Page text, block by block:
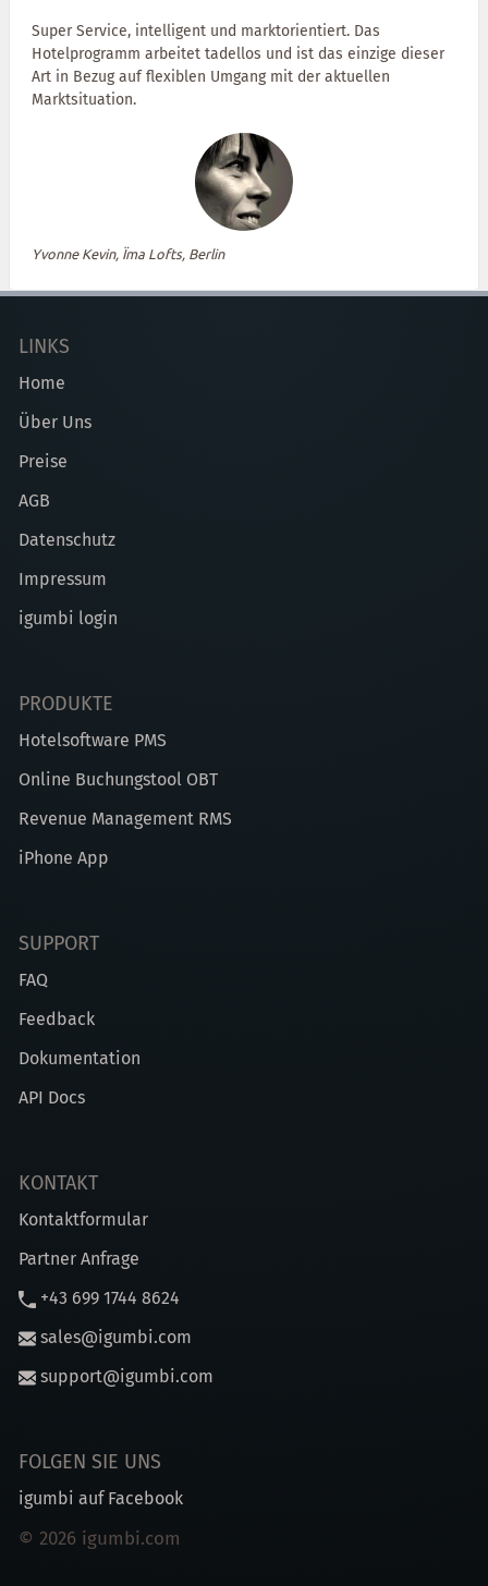
Super Service, intelligent und marktorientiert. Das
Hotelprogramm arbeitet tadellos und ist das einzige dieser
Art in Bezug auf flexiblen Umgang mit der aktuellen
Marktsituation.
Yvonne Kevin, Ïma Lofts, Berlin
LINKS
Home
Über Uns
Preise
AGB
Datenschutz
Impressum
igumbi login
PRODUKTE
Hotelsoftware PMS
Online Buchungstool OBT
Revenue Management RMS
iPhone App
SUPPORT
FAQ
Feedback
Dokumentation
API Docs
KONTAKT
Kontaktformular
Partner Anfrage
+43 699 1744 8624
sales@igumbi.com
support@igumbi.com
FOLGEN SIE UNS
igumbi auf Facebook
© 2026 igumbi.com